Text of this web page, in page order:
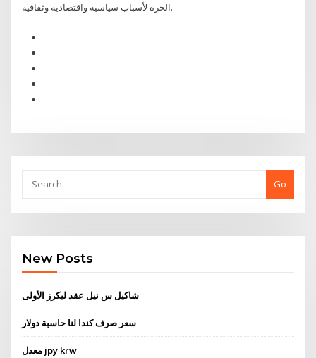
الحرة لأسباب سياسية واقتصادية وثقافية.
Go
New Posts
شاكيل س نيل عقد ليكرز الأولى
سعر صرف كندا لنا حاسبة دولار
معدل jpy krw